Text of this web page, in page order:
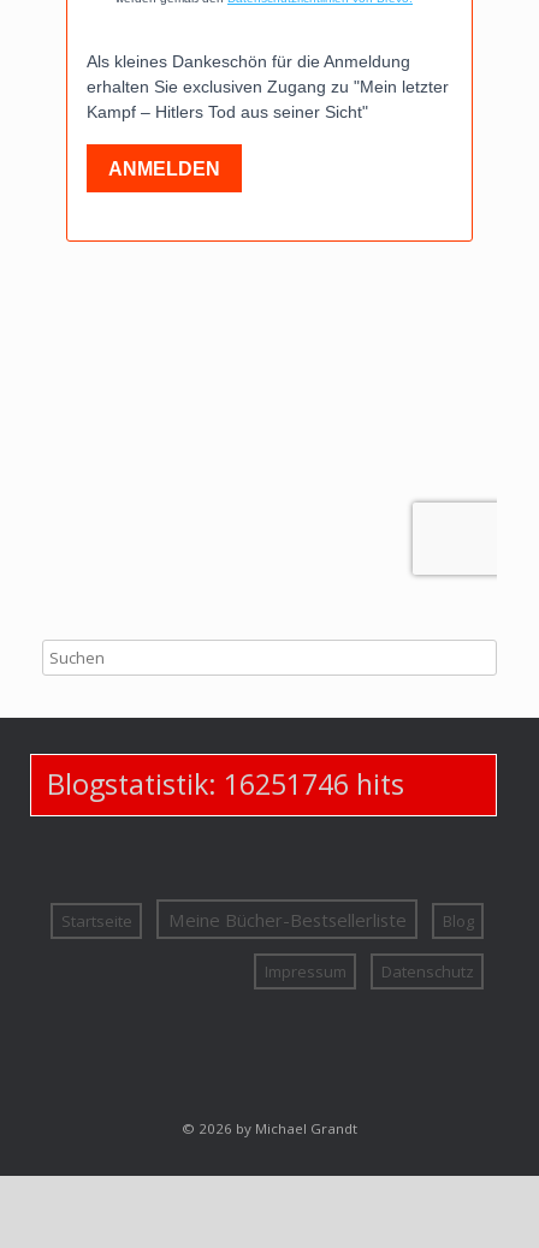
Blogstatistik: 16251746 hits
Startseite Meine Bücher-Bestsellerliste Blog
Impressum Datenschutz
© 2026 by Michael Grandt